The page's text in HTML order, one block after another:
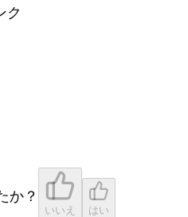
ク
か？
いいえ はい